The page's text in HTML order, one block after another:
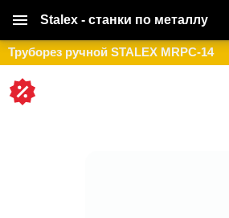
Stalex - станки по металлу
Труборез ручной STALEX MRPC-14